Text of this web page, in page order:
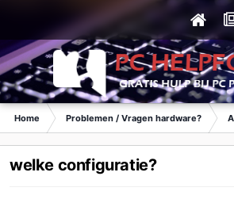
Home Problemen / Vragen hardware?
welke configuratie?